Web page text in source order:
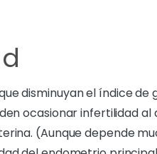
disminuyan el índice
ocasionar infertilidad
(Aunque depende